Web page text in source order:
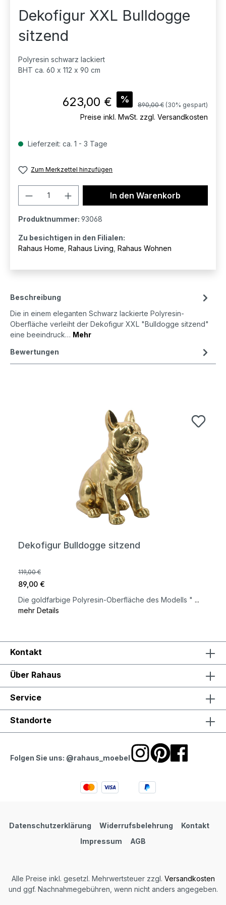
Dekofigur XXL Bulldogge
sitzend
Polyresin schwarz lackiert
BHT ca. 60 x 112 x 90 cm
Verkaufspreis:
623,00 € % Regulärer Preis:
890,00 € (30% gespart)
Preise inkl. MwSt. zzgl. Versandkosten
Lieferzeit: ca. 1 - 3 Tage
Zum Merkzettel hinzufügen
Produkt Anzahl: Gib den
In den Warenkorb
Produktnummer: 93068
Zu besichtigen in den Filialen:
Rahaus Home Rahaus Living Rahaus Wohnen
Beschreibung
Die in einem eleganten Schwarz lackierte Polyresin-
Oberfläche verleiht der Dekofigur XXL "Bulldogge sitzend"
eine beeindruck… Mehr
Bewertungen
Dekofigur Bulldogge sitzend
119,00 €
89,00 €
Die goldfarbige Polyresin-Oberfläche des Modells " ...
mehr Details
Kontakt
Über Rahaus
Service
Standorte
Folgen Sie uns: @rahaus_moebel
Datenschutzerklärung Widerrufsbelehrung
Kontakt
Impressum
AGB
Alle Preise inkl. gesetzl. Mehrwertsteuer zzgl. Versandkosten
und ggf. Nachnahmegebühren, wenn nicht anders angegeben.